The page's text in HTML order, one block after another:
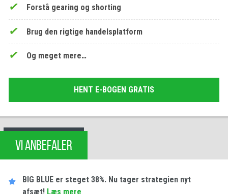
Forstå gearing og shorting
Brug den rigtige handelsplatform
Og meget mere…
HENT E-BOGEN GRATIS
VI ANBEFALER
BIG BLUE er steget 38%. Nu tager strategien nyt
afsæt! Læs mere